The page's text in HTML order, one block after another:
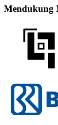
Mendukung